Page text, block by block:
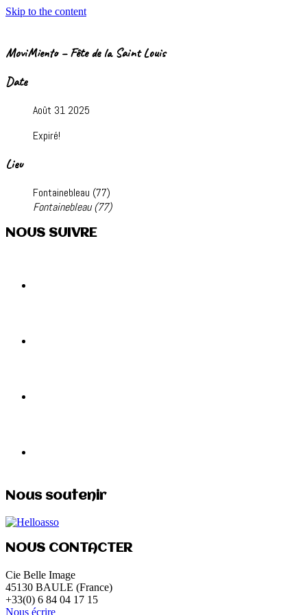
Skip to the content
MoviMiento – Fête de la Saint Louis
Date
Août 31 2025
Expiré!
Lieu
Fontainebleau (77)
Fontainebleau (77)
NOUS SUIVRE
Nous soutenir
NOUS CONTACTER
Cie Belle Image
45130 BAULE (France)
+33(0) 6 84 04 17 15
Nous écrire